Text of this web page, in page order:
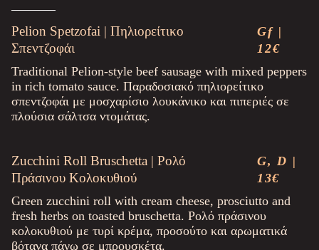
Pelion Spetzofai | Πηλιορείτικο
Σπεντζοφάι
Gf |
12€
Traditional Pelion-style beef sausage with mixed peppers
in rich tomato sauce. Παραδοσιακό πηλιορείτικο
σπεντζοφάι με μοσχαρίσιο λουκάνικο και πιπεριές σε
πλούσια σάλτσα ντομάτας.
Zucchini Roll Bruschetta | Ρολό
Πράσινου Κολοκυθιού
G, D |
13€
Green zucchini roll with cream cheese, prosciutto and
fresh herbs on toasted bruschetta. Ρολό πράσινου
κολοκυθιού με τυρί κρέμα, προσούτο και αρωματικά
βότανα πάνω σε μπρουσκέτα.